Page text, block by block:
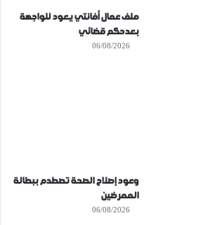
ملف عمال أفانتي يعود للواجهة
بعدحكم قضائي
06/08/2026
وعود إصلاح الصحة تصطدم ببطالة
الممرضين
06/08/2026